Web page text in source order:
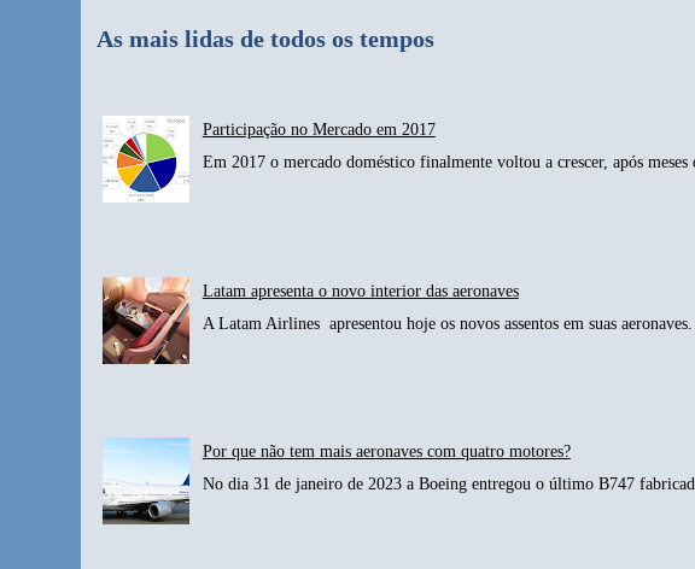
As mais lidas de todos os tempos
Participação no Mercado em 2017
Em 2017 o mercado doméstico finalmente voltou a crescer, após
Latam apresenta o novo interior das aeronaves
A Latam Airlines apresentou hoje os novos assentos em suas
Por que não tem mais aeronaves com quatro motores?
No dia 31 de janeiro de 2023 a Boeing entregou o último B747